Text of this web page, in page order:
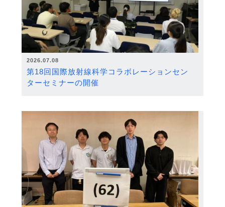
2026.07.08
第18回国際放射線科学コラボレーションセン
ターセミナーの開催